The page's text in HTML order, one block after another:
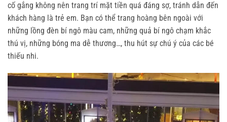
cố gắng không nên trang trí mặt tiền quá đáng sợ, tránh dẫn đến
khách hàng là trẻ em. Bạn có thể trang hoàng bên ngoài với
những lồng đèn bí ngô màu cam, những quả bí ngô chạm khắc
thú vị, những bóng ma dễ thương…, thu hút sự chú ý của các bé
thiếu nhi.